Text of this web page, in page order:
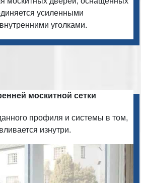
усиленными
уголками.
москитной сетки
профиля и системы в том,
изнутри.